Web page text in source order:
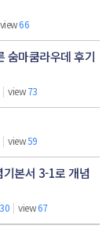
view66
숨마쿰라우데 후기
| view73
| view59
본서 3-1로 개념
| view67